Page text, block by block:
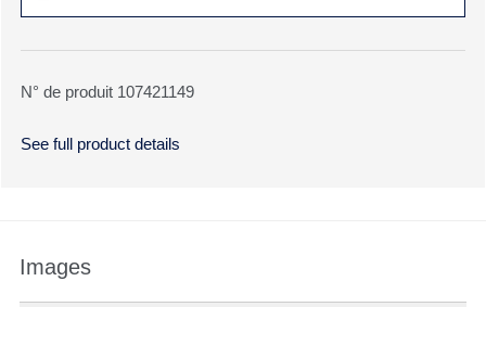
N° de produit 107421149
See full product details
Images